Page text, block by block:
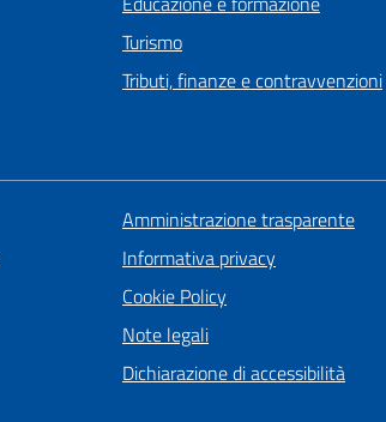
Turismo
Tributi, finanze e contravvenzioni
Amministrazione trasparente
Informativa privacy
Cookie Policy
Note legali
Dichiarazione di accessibilità